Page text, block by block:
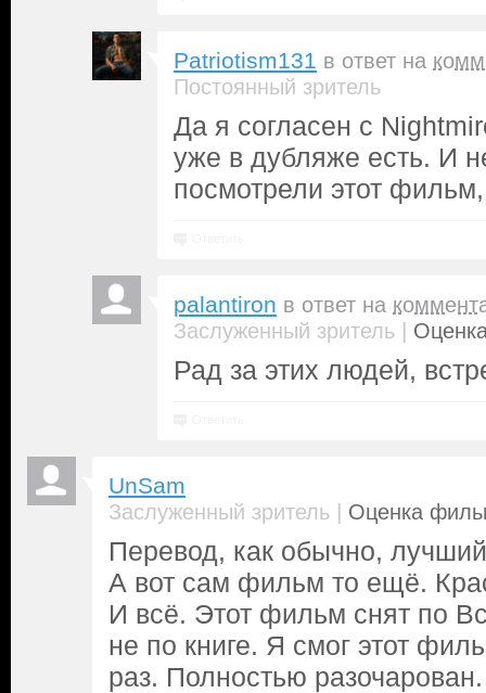
Patriotism131 в ответ на
Постоянный зритель
Да я согласен с
уже в дубляже есть. И
посмотрели этот
palantiron в ответ на
Заслуженный зритель |
Рад за этих людей,
UnSam
Заслуженный зритель | Оценка
Перевод, как обычно,
А вот сам фильм то ещё.
И всё. Этот фильм снят по
не по книге. Я смог этот
раз. Полностью разочарован.